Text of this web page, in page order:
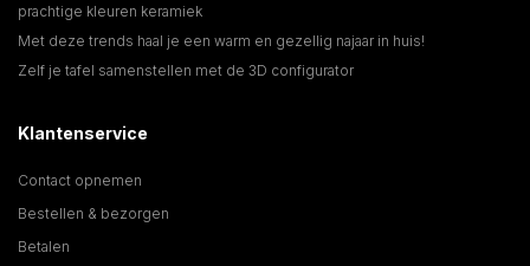
prachtige kleuren keramiek
Met deze trends haal je een warm en gezellig najaar in huis!
Zelf je tafel samenstellen met de 3D configurator
Klantenservice
Contact opnemen
Bestellen & bezorgen
Betalen